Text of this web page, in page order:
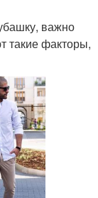
важно
такие факторы,